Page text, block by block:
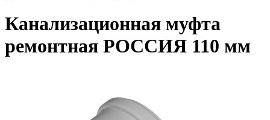
Канализационная муфта
ремонтная РОССИЯ 110 мм